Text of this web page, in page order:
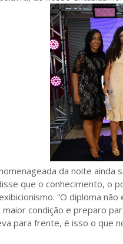
da noite ainda
que o conhecimento, o
“O diploma
condição e preparo
para frente, é isso o que